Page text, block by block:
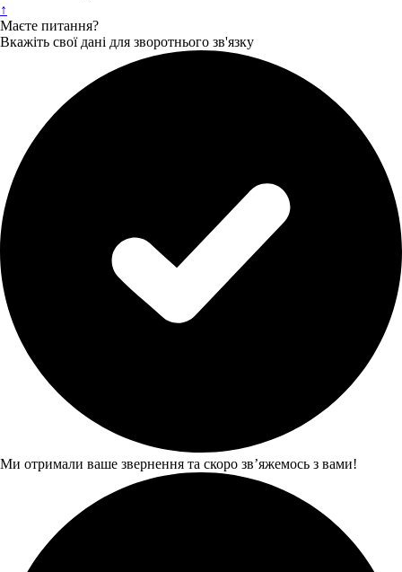
↑
Маєте питання?
Вкажіть свої дані для зворотнього зв'язку
Ми отримали ваше звернення та скоро звʼяжемось з вами!